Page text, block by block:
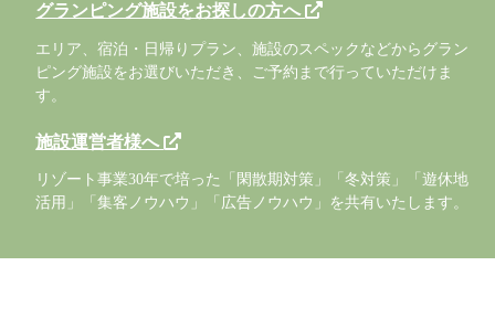
グランピング施設をお探しの方へ
エリア、宿泊・日帰りプラン、施設のスペックなどからグラン
ピング施設をお選びいただき、ご予約まで行っていただけま
す。
施設運営者様へ
リゾート事業30年で培った「閑散期対策」「冬対策」「遊休地
活用」「集客ノウハウ」「広告ノウハウ」を共有いたします。